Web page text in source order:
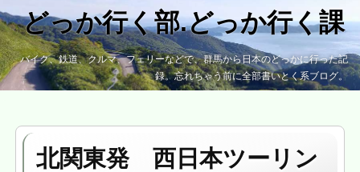
どっか行く部.どっか行く課
バイク、鉄道、クルマ、フェリーなどで、群馬から日本のどっかに行った記
録。忘れちゃう前に全部書いとく系ブログ。
北関東発 西日本ツーリン